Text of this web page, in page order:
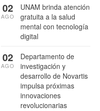
UNAM brinda atención
gratuita a la salud
mental con tecnología
digital
02
AGO
Departamento de
investigación y
desarrollo de Novartis
impulsa próximas
innovaciones
revolucionarias
02
AGO